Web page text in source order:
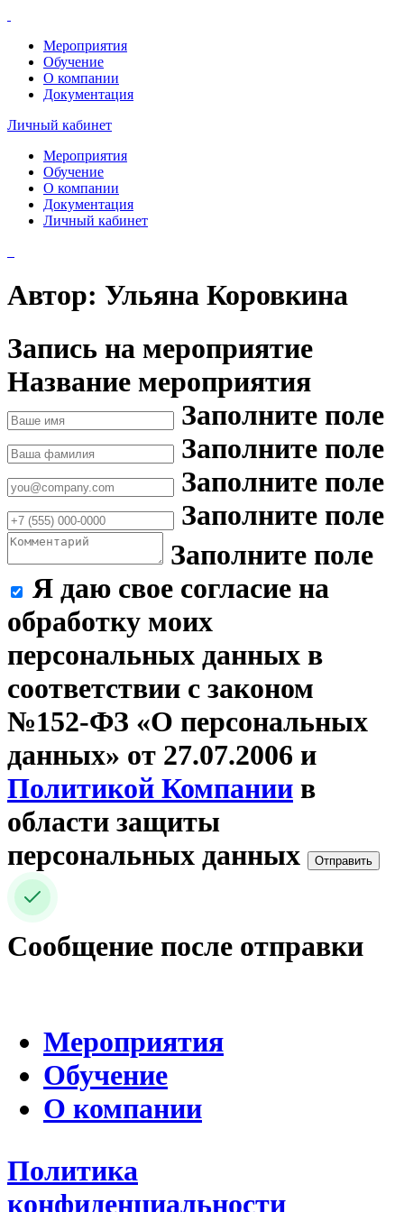
Мероприятия
Обучение
О компании
Документация
Личный кабинет
Мероприятия
Обучение
О компании
Документация
Личный кабинет
Автор: Ульяна Коровкина
Запись на мероприятие
Название мероприятия
Заполните поле
Заполните поле
Заполните поле
Заполните поле
Заполните поле
Я даю свое согласие на
обработку моих
персональных данных в
соответствии с законом
№152-ФЗ «О персональных
данных» от 27.07.2006 и
Политикой Компании в
области защиты
персональных данных
Отправить
Сообщение после отправки
Мероприятия
Обучение
О компании
Политика
конфиденциальности